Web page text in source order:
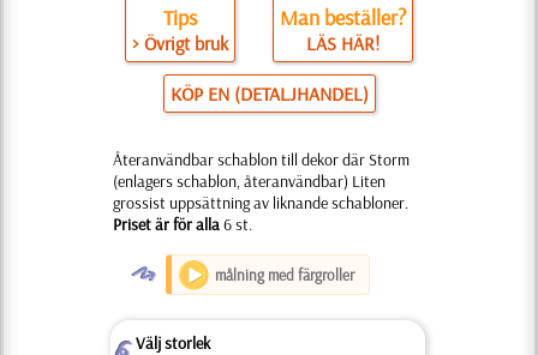
Tips
> Övrigt bruk
Man beställer?
LÄS HÄR!
KÖP EN (DETALJHANDEL)
Återanvändbar schablon till dekor där Storm
(enlagers schablon, återanvändbar) Liten
grossist uppsättning av liknande schabloner.
Priset är för alla6 st.
O målning med färgroller
Välj storlek